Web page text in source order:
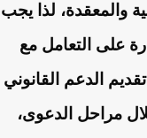
والمعقدة، لذا يجب
على التعامل مع
الدعم القانوني
مراحل الدعوى،